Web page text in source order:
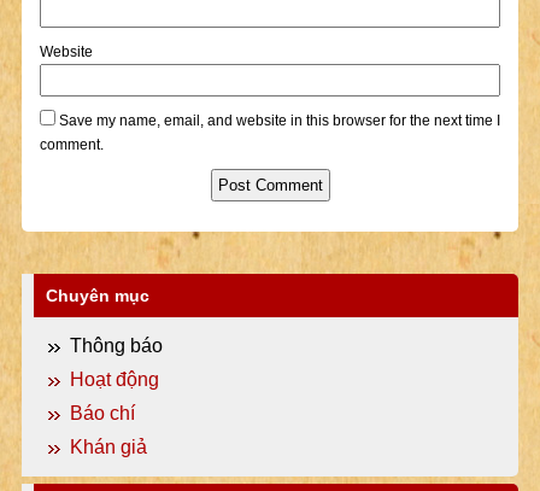
Website
Save my name, email, and website in this browser for the next time I
comment.
Chuyên mục
Thông báo
Hoạt động
Báo chí
Khán giả